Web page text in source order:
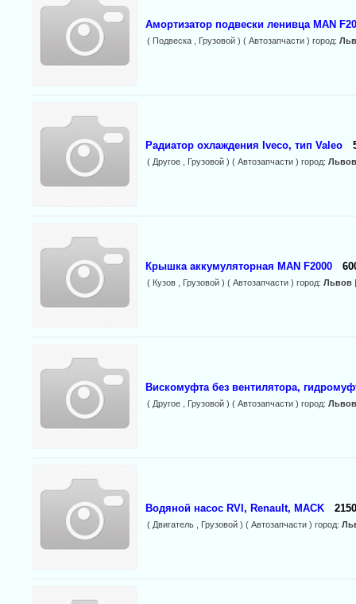
Амортизатор подвески ленивца MAN
( Подвеска , Грузовой ) ( Автозапчасти ) город:
Радиатор охлаждения Iveco, тип Valeo
( Другое , Грузовой ) ( Автозапчасти ) город: Львов
Крышка аккумуляторная MAN F2000
( Кузов , Грузовой ) ( Автозапчасти ) город: Львов|
Вискомуфта без вентилятора,
( Другое , Грузовой ) ( Автозапчасти ) город: Львов
Водяной насос RVI, Renault, MACK
( Двигатель , Грузовой ) ( Автозапчасти ) город: